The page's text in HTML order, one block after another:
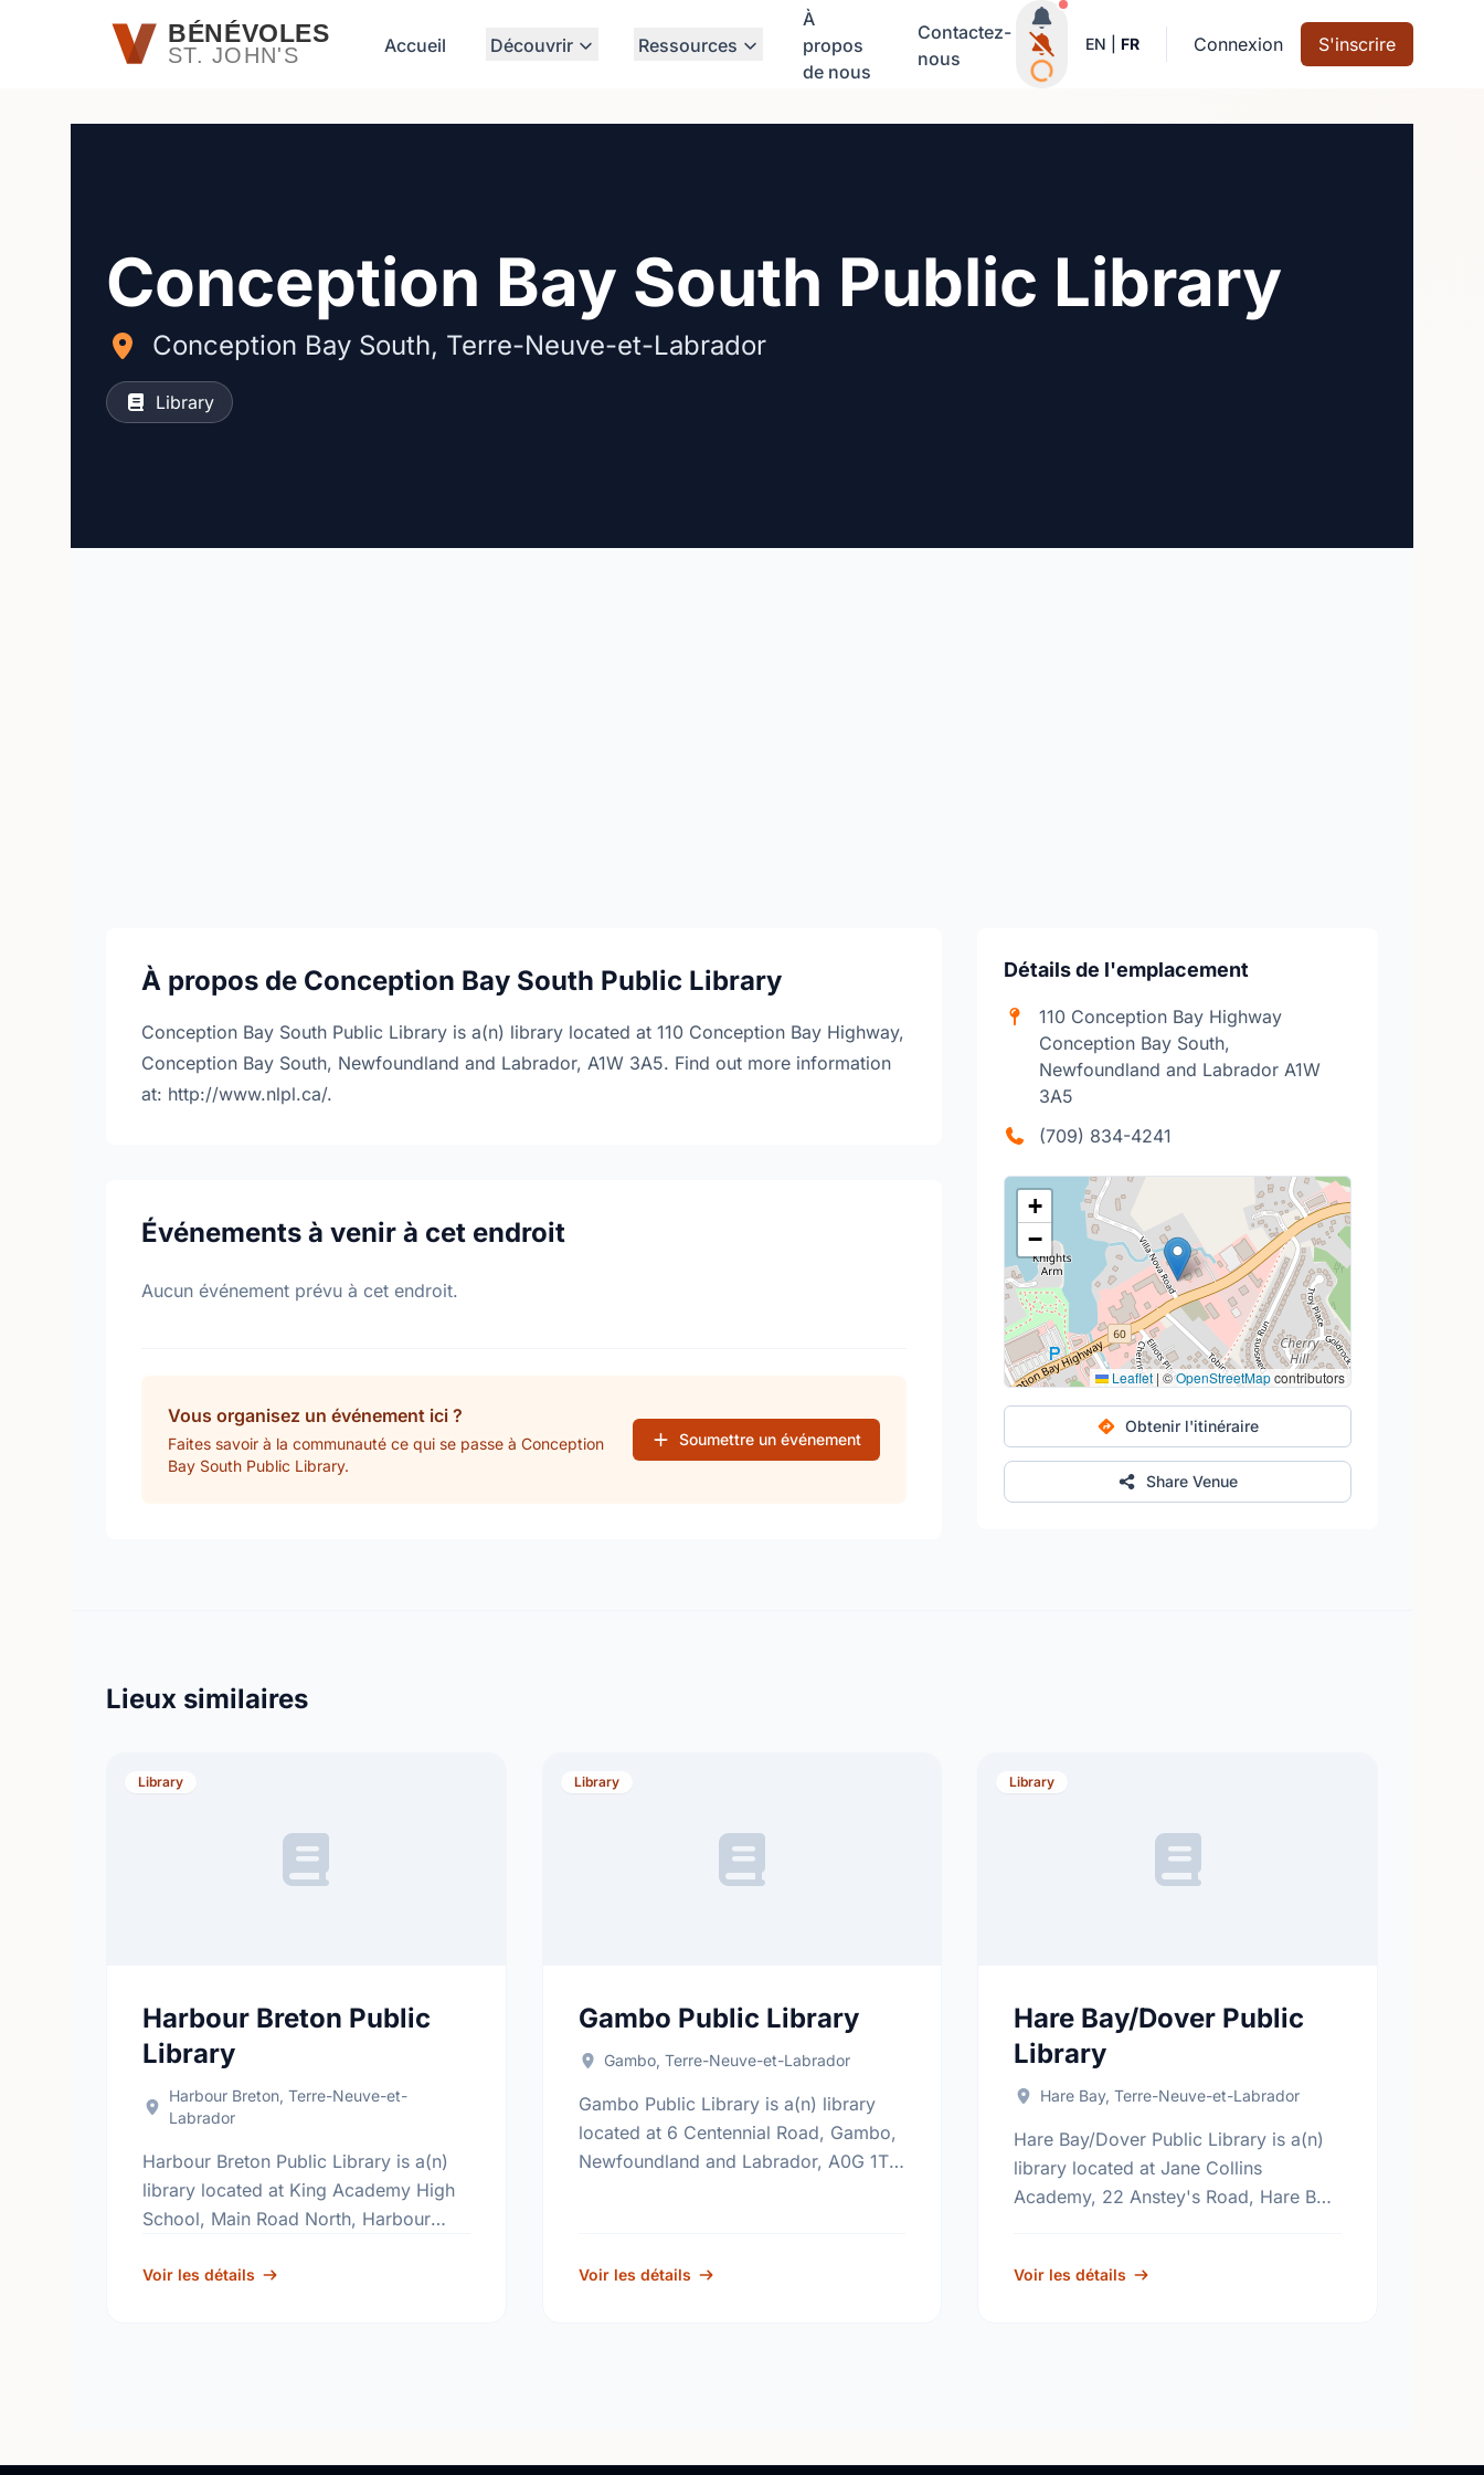
Passer au contenu principalBÉNÉVOLES
ST. JOHN'S Accueil Découvrir Ressources
À
propos
de nous
Contactez-
nous
Notifications actives
EN FR Connexion S'inscrire
Conception Bay South Public Library
Conception Bay South, Terre-Neuve-et-Labrador
Library
À propos de Conception Bay South Public Library
Conception Bay South Public Library is a(n) library located at 110 Conception Bay Highway,
Conception Bay South, Newfoundland and Labrador, A1W 3A5. Find out more information
at: http://www.nlpl.ca/.
Événements à venir à cet endroit
Aucun événement prévu à cet endroit.
Vous organisez un événement ici ?
Faites savoir à la communauté ce qui se passe à Conception
Bay South Public Library.
Soumettre un événement
Détails de l'emplacement
110 Conception Bay Highway
Conception Bay South,
Newfoundland and Labrador A1W
3A5
(709) 834-4241
+
−
Leaflet | ©OpenStreetMapcontributors
Obtenir l'itinéraire
Share Venue
Lieux similaires
Library
Harbour Breton Public
Library
Harbour Breton, Terre-Neuve-et-
Labrador
Harbour Breton Public Library is a(n)
library located at King Academy High
School, Main Road North, Harbour
A0H 1P0. Find out more information at:
Voir les détails
Library
Gambo Public Library
Gambo, Terre-Neuve-et-Labrador
Gambo Public Library is a(n) library
located at 6 Centennial Road, Gambo,
Newfoundland and Labrador, A0G 1T0.
Voir les détails
Library
Hare Bay/Dover Public
Library
Hare Bay, Terre-Neuve-et-Labrador
Hare Bay/Dover Public Library is a(n)
library located at Jane Collins
Academy, 22 Anstey's Road, Hare Bay,
http://www.nlpl.ca/.
Voir les détails